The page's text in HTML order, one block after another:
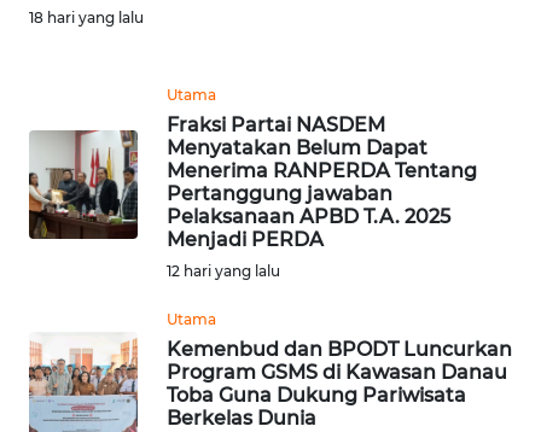
18 hari yang lalu
Utama
Fraksi Partai NASDEM
Menyatakan Belum Dapat
Menerima RANPERDA Tentang
Pertanggung jawaban
Pelaksanaan APBD T.A. 2025
Menjadi PERDA
12 hari yang lalu
Utama
Kemenbud dan BPODT Luncurkan
Program GSMS di Kawasan Danau
Toba Guna Dukung Pariwisata
Berkelas Dunia
WN
BENGKULU
WN
LAMPUNG
WN
NUSANTARA